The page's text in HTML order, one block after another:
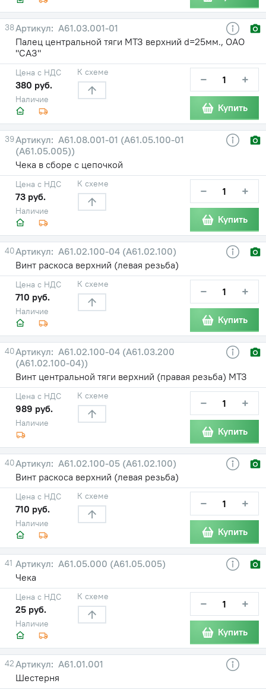
38
А61.03.001-01
Палец центральной тяги МТЗ верхний d=25мм., ОАО
"САЗ"
Наличие
Цена с НДС
380 руб.
К схеме − +
Купить
39
А61.08.001-01 (А61.05.100-01
(А61.05.005))
Чека в сборе с цепочкой
Наличие
Цена с НДС
73 руб.
К схеме − +
Купить
40
А61.02.100-04 (А61.02.100)
Винт раскоса верхний (левая резьба)
Наличие
Цена с НДС
710 руб.
К схеме − +
Купить
40
А61.02.100-04 (А61.03.200
(А61.02.100-04))
Винт центральной тяги верхний (правая резьба) МТЗ
Наличие
Цена с НДС
989 руб.
К схеме − +
Купить
40
А61.02.100-05 (А61.02.100)
Винт раскоса верхний (левая резьба)
Наличие
Цена с НДС
710 руб.
К схеме − +
Купить
41
А61.05.000 (А61.05.005)
Чека
Наличие
Цена с НДС
25 руб.
К схеме − +
Купить
42
А61.01.001
Шестерня